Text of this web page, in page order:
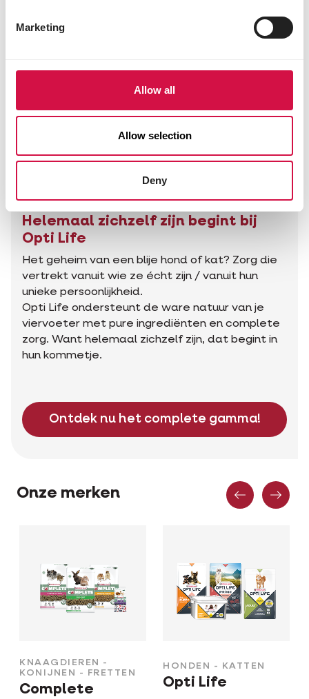
Marketing
Allow all
Allow selection
Deny
Helemaal zichzelf zijn begint bij
Opti Life
Het geheim van een blije hond of kat? Zorg die
vertrekt vanuit wie ze écht zijn / vanuit hun
unieke persoonlijkheid.
Opti Life ondersteunt de ware natuur van je
viervoeter met pure ingrediënten en complete
zorg. Want helemaal zichzelf zijn, dat begint in
hun kommetje.
Ontdek nu het complete gamma!
Onze merken Vorige
KNAAGDIEREN -
KONIJNEN - FRETTEN
Complete
HONDEN - KATTEN
Opti Life